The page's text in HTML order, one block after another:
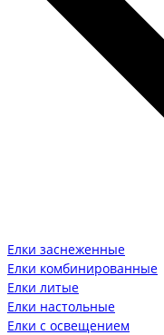
Елки заснеженные
Елки комбинированные
Елки литые
Елки настольные
Елки с освещением